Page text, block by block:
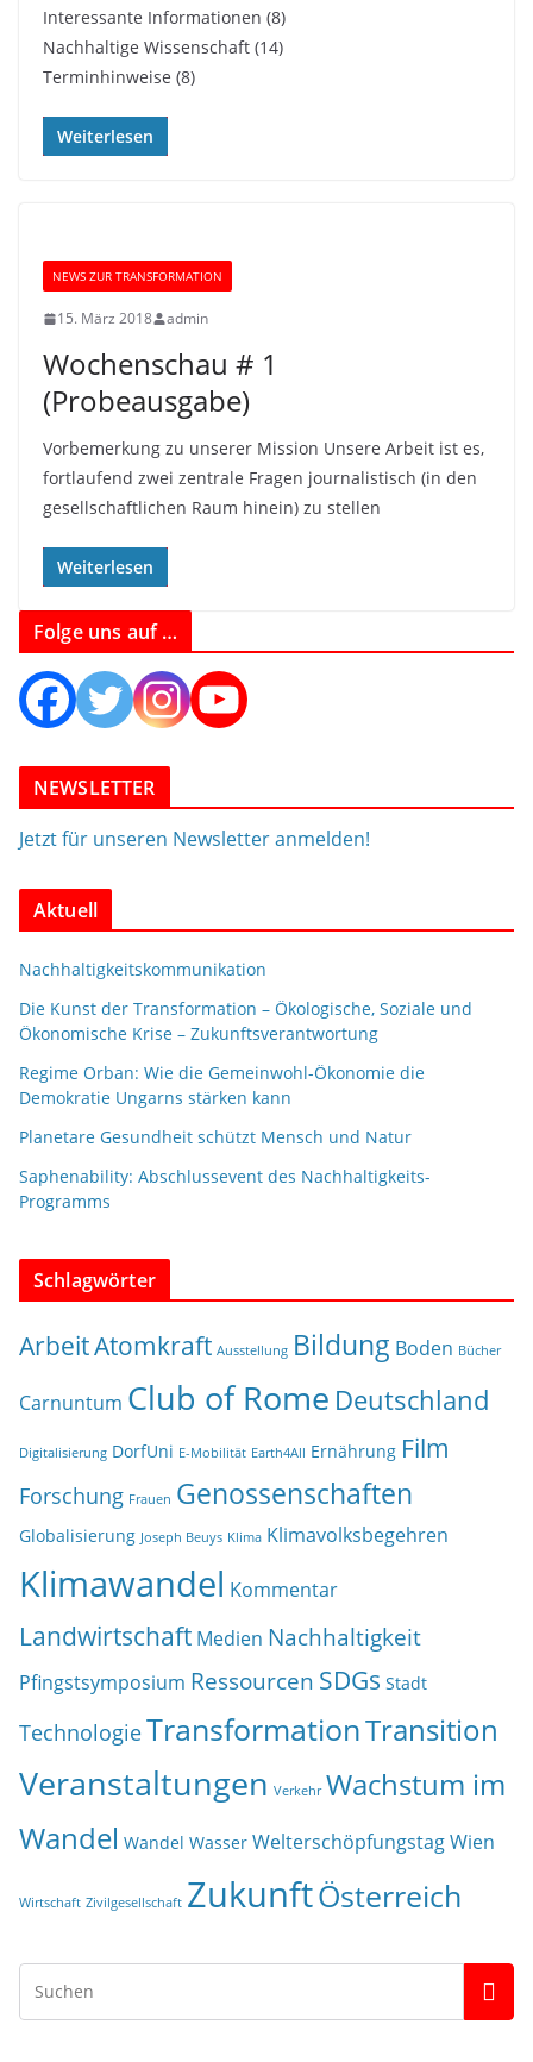
Interessante Informationen (8)
Nachhaltige Wissenschaft (14)
Terminhinweise (8)
Weiterlesen
NEWS ZUR TRANSFORMATION
15. März 2018 admin
Wochenschau # 1
(Probeausgabe)
Vorbemerkung zu unserer Mission Unsere Arbeit ist es,
fortlaufend zwei zentrale Fragen journalistisch (in den
gesellschaftlichen Raum hinein) zu stellen
Weiterlesen
Folge uns auf …
NEWSLETTER
Jetzt für unseren Newsletter anmelden!
Aktuell
Nachhaltigkeitskommunikation
Die Kunst der Transformation – Ökologische, Soziale und
Ökonomische Krise – Zukunftsverantwortung
Regime Orban: Wie die Gemeinwohl-Ökonomie die
Demokratie Ungarns stärken kann
Planetare Gesundheit schützt Mensch und Natur
Saphenability: Abschlussevent des Nachhaltigkeits-
Programms
Schlagwörter
ArbeitAtomkraft Ausstellung Bildung Boden Bücher
Carnuntum Club of Rome Deutschland
Digitalisierung DorfUni E-Mobilität Earth4All Ernährung Film
Forschung Frauen Genossenschaften
Globalisierung Joseph Beuys Klima Klimavolksbegehren
Klimawandel Kommentar
Landwirtschaft Medien Nachhaltigkeit
Pfingstsymposium Ressourcen SDGs Stadt
TechnologieTransformationTransition
Veranstaltungen Verkehr Wachstum im
Wandel Wandel Wasser WelterschöpfungstagWien
Wirtschaft Zivilgesellschaft ZukunftÖsterreich